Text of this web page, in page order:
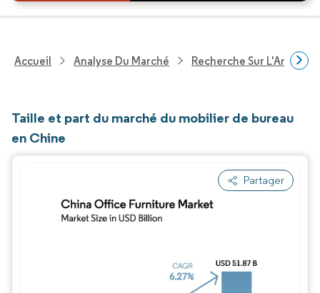
Accueil Analyse Du Marché Recherche Sur
Taille et part du marché du mobilier de bureau
en Chine
Partager